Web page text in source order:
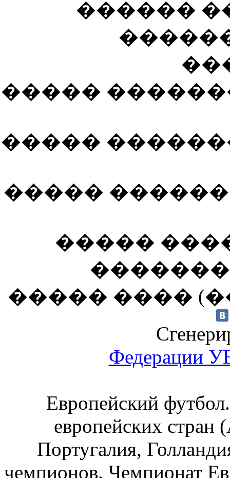
������
�����
�����
�����
�����
�������
����� ����
Федерации
Европейский
европейских стран
Португалия,
чемпионов. Чемпионат